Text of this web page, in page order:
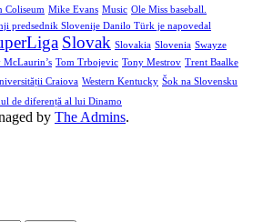
Coliseum Mike Evans Music Ole Miss baseball.
predsednik Slovenije Danilo Türk je napovedal
Slovak Slovakia Slovenia Swayze
McLaurin’s Tom Trbojevic Tony Mestrov Trent Baalke
Craiova Western Kentucky Šok na Slovensku
de diferență al lui Dinamo
by The Admins.